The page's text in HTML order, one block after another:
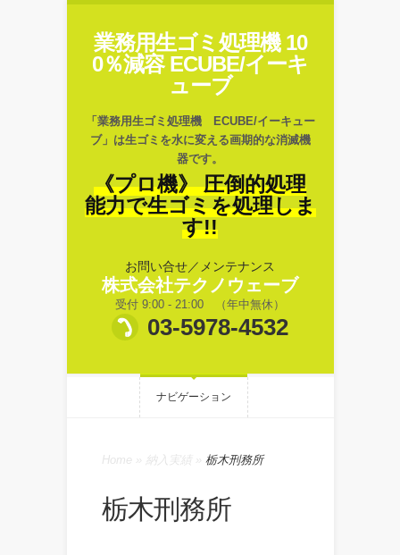
業務用生ゴミ処理機 10
0％減容 ECUBE/イーキ
ューブ
「業務用生ゴミ処理機 ECUBE/イーキュー
ブ」は生ゴミを水に変える画期的な消滅機
器です。
《プロ機》 圧倒的処理
能力で生ゴミを処理しま
す!!
お問い合せ／メンテナンス
株式会社テクノウェーブ
受付 9:00 - 21:00 （年中無休）
03-5978-4532
ナビゲーション
Home 納入実績 栃木刑務所
栃木刑務所